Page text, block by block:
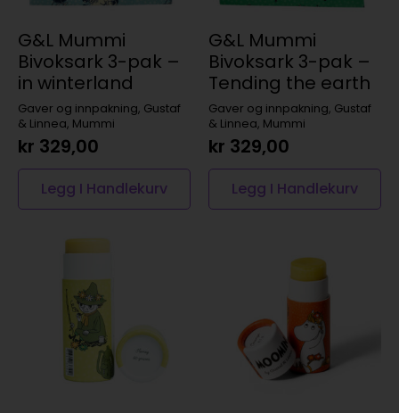
Gaver og innpakning, Gustaf
& Linnea, Mummi
G&L Mummi
Bivoksark 3-pak –
in winterland
kr 329,00
Legg I Handlekurv
Gaver og innpakning, Gustaf
& Linnea, Mummi
G&L Mummi
Bivoksark 3-pak –
Tending the earth
kr 329,00
Legg I Handlekurv